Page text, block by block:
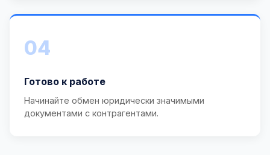
04
Готово к работе
Начинайте обмен юридически значимыми
документами с контрагентами.